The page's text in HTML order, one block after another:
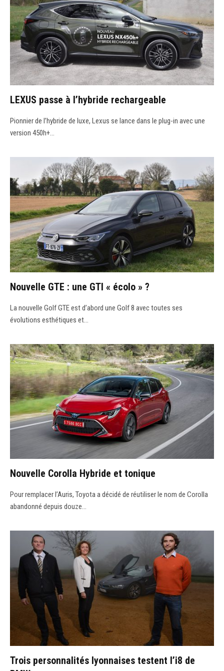
LEXUS passe à l’hybride rechargeable
Pionnier de l’hybride de luxe, Lexus se lance dans le plug-in avec une
version 450h+…
Nouvelle GTE : une GTI « écolo » ?
La nouvelle Golf GTE est d’abord une Golf 8 avec toutes ses
évolutions esthétiques et…
Nouvelle Corolla Hybride et tonique
Pour remplacer l’Auris, Toyota a décidé de réutiliser le nom de Corolla
abandonné depuis douze…
Trois personnalités lyonnaises testent l’i8 de